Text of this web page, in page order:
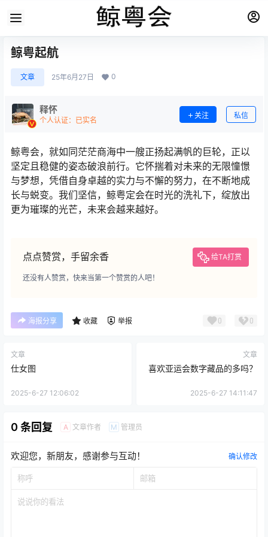
鲸粤起航
文章 25年6月27日 0
释怀
个人认证：已实名
关注 私信
鲸粤会，就如同茫茫商海中一艘正扬起满帆的巨轮，正以
坚定且稳健的姿态破浪前行。它怀揣着对未来的无限憧憬
与梦想，凭借自身卓越的实力与不懈的努力，在不断地成
长与蜕变。我们坚信，鲸粤定会在时光的洗礼下，绽放出
更为璀璨的光芒，未来会越来越好。
点点赞赏，手留余香 给TA打赏
还没有人赞赏，快来当第一个赞赏的人吧！
海报分享 收藏 举报 0 0
文章
仕女图
2025-6-27 12:06:02
文章
喜欢亚运会数字藏品的多吗？
2025-6-27 14:11:47
0 条回复 A 文章作者 M 管理员
欢迎您，新朋友，感谢参与互动！ 确认修改